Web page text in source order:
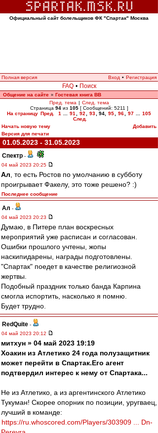
Официальный сайт болельщиков ФК "Спартак" Москва
Полная версия Вход • Регистрация
FAQ • Поиск
Общение на сайте » Гостевая книга ВВ
Пред. тема | След. тема
Страница 94из 105[ Сообщений: 5211 ]
На страницу Пред. 1 91 92 93 94 95 96 97
105
След.
Начать новую тему
Добавить
Версия для печати
01.05.2023 - 31.05.2023
Спектр -
04 май 2023 20:25
Ал , то есть Ростов по умолчанию в субботу
проигрывает Факелу, это тоже решено? :)
Последнее сообщение
Ал -
04 май 2023 20:23
Думаю, в Питере план воскресных
мероприятий уже расписан и согласован.
Ошибки прошлого учтены, жопы
наскипидарены, награды подготовлены.
"Спартак" поедет в качестве религиозной
жертвы.
Подобный праздник только банда Карпина
смогла испортить, насколько я помню.
Будет трудно.
RedQuite -
04 май 2023 20:12
митхун » 04 май 2023 19:19
Хоакин из Атлетико 24 года полузащитник
может перейти в Спартак.Его агент
подтвердил интерес к нему от Спартака...
Не из Атлетико, а из аргентинского Атлетико
Тукуман! Скорее опорник по позиции, уругваец,
лучший в команде:
https://ru.whoscored.com/Players/303909 ... Dn-